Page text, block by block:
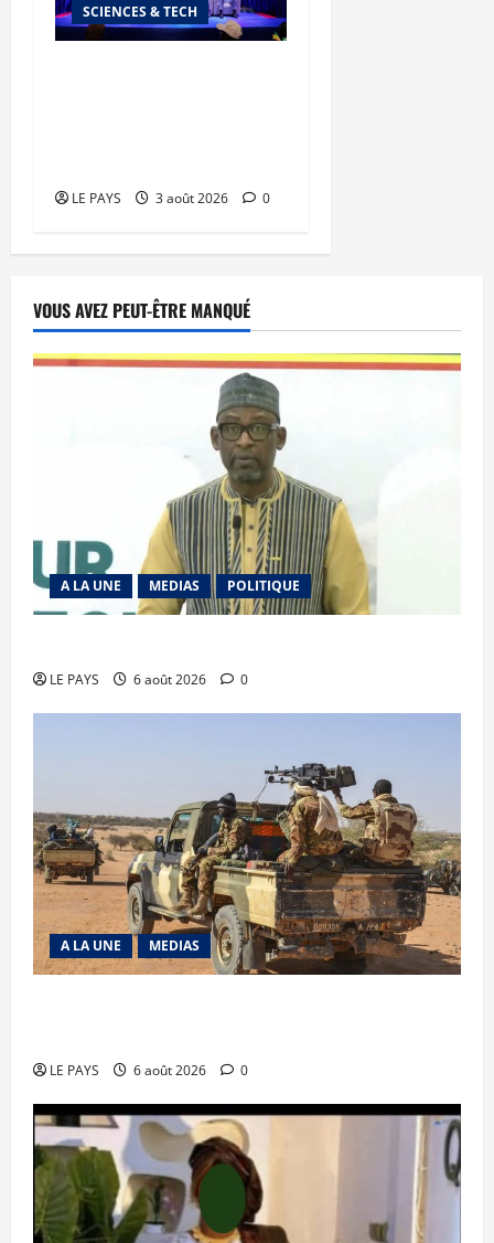
SCIENCES & TECH
LE PAYS 3 août 2026 0
VOUS AVEZ PEUT-ÊTRE MANQUÉ
A LA UNE MEDIAS POLITIQUE
LE PAYS 6 août 2026 0
A LA UNE MEDIAS
LE PAYS 6 août 2026 0